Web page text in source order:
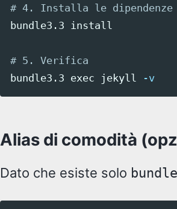
# 4. Installa le dipendenze
bundle3.3
install
# 5. Verifica
bundle3.3 exec jekyll -v
Alias di comodità
Dato che esiste solo